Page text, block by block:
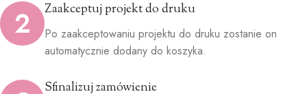
2 Zaakceptuj projekt do druku
Po zaakceptowaniu projektu do druku zostanie on
automatycznie dodany do koszyka.
Sfinalizuj zamówienie